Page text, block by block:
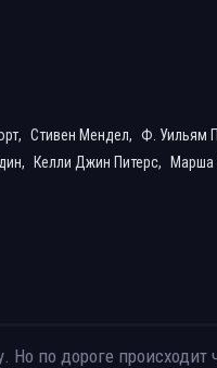
Стивен Мендел, Ф. Уильям
Келли Джин Питерс, Марша
по дороге происходит